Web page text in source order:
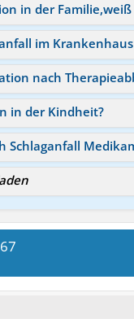
im Krankenhaus
in der Kindheit?